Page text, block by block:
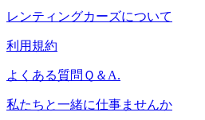
レンティングカーズについて
利用規約
よくある質問Ｑ＆A.
私たちと一緒に仕事ませんか